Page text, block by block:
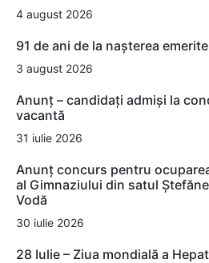
4 august 2026
91 de ani de la nașterea
3 august 2026
Anunț – candidați admiși la
vacantă
31 iulie 2026
Anunț concurs pentru
al Gimnaziului din satul
Vodă
30 iulie 2026
28 Iulie – Ziua mondială a